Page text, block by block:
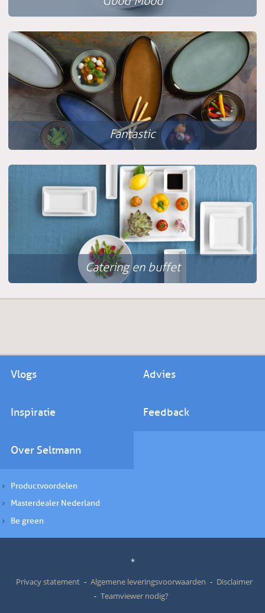
Fantastic
Catering en buffet
Vlogs Advies
Inspiratie Feedback
Over Seltmann
Productvoordelen
Masterdealer Nederland
Be green
*
Privacy statement
Algemene leveringsvoorwaarden
Disclaimer
Teamviewer nodig?